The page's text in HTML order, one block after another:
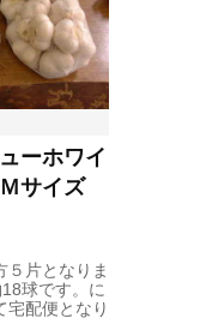
ーホワイ
サイズ
５片となりま
球です。に
宅配便となり